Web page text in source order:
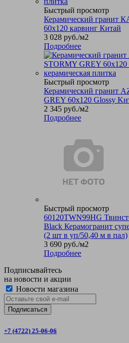
Быстрый просмотр
Керамический
60х120 карвинг Китай
3 028 руб./м2
Подробнее
Быстрый просмотр
Керамический гранит
GREY 60х120 Glossy
2 345 руб./м2
Подробнее
Быстрый просмотр
60120TWN99HG
Black Керамогранит
(2 шт в уп/50,40 м в пал)
3 690 руб./м2
Подробнее
Подписывайтесь
на новости и акции
Новости магазина
+7 (4722) 25-06-06